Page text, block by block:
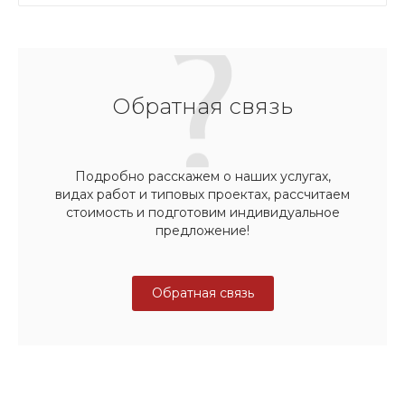
Обратная связь
Подробно расскажем о наших услугах,
видах работ и типовых проектах, рассчитаем
стоимость и подготовим индивидуальное
предложение!
Обратная связь